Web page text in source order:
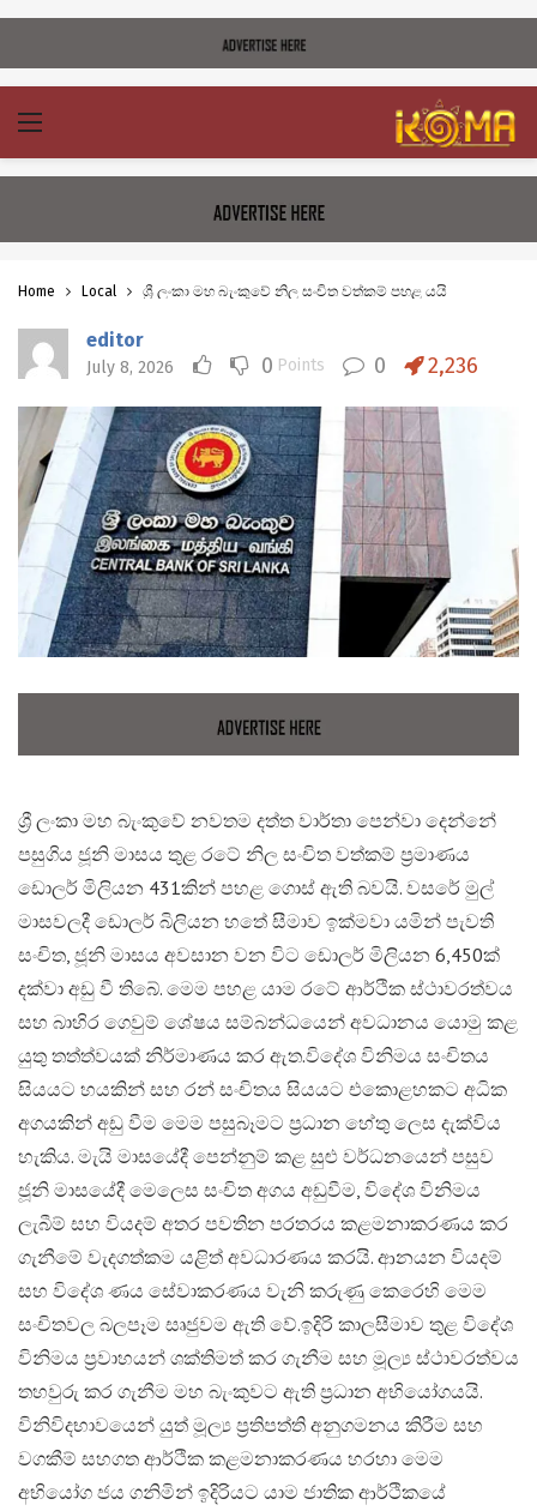
Home Local ශ්‍රී ලංකා මහ බැංකුවේ නිල සංචිත වත්කම් පහළ යයි
editor
July 8, 2026 0 Points 0 2,236
​ශ්‍රී ලංකා මහ බැංකුවේ නවතම දත්ත වාර්තා පෙන්වා දෙන්නේ
පසුගිය ජූනි මාසය තුළ රටේ නිල සංචිත වත්කම් ප්‍රමාණය
ඩොලර් මිලියන 431කින් පහළ ගොස් ඇති බවයි. වසරේ මුල්
මාසවලදී ඩොලර් බිලියන හතේ සීමාව ඉක්මවා යමින් පැවති
සංචිත, ජූනි මාසය අවසාන වන විට ඩොලර් මිලියන 6,450ක්
දක්වා අඩු වී තිබේ. මෙම පහළ යාම රටේ ආර්ථික ස්ථාවරත්වය
සහ බාහිර ගෙවුම් ශේෂය සම්බන්ධයෙන් අවධානය යොමු කළ
යුතු තත්ත්වයක් නිර්මාණය කර ඇත.​විදේශ විනිමය සංචිතය
සියයට හයකින් සහ රන් සංචිතය සියයට එකොළහකට අධික
අගයකින් අඩු වීම මෙම පසුබෑමට ප්‍රධාන හේතු ලෙස දැක්විය
හැකිය. මැයි මාසයේදී පෙන්නුම් කළ සුළු වර්ධනයෙන් පසුව
ජූනි මාසයේදී මෙලෙස සංචිත අගය අඩුවීම, විදේශ විනිමය
ලැබීම් සහ වියදම් අතර පවතින පරතරය කළමනාකරණය කර
ගැනීමේ වැදගත්කම යළිත් අවධාරණය කරයි. ආනයන වියදම්
සහ විදේශ ණය සේවාකරණය වැනි කරුණු කෙරෙහි මෙම
සංචිතවල බලපෑම සෘජුවම ඇති වේ.​ඉදිරි කාලසීමාව තුළ විදේශ
විනිමය ප්‍රවාහයන් ශක්තිමත් කර ගැනීම සහ මූල්‍ය ස්ථාවරත්වය
තහවුරු කර ගැනීම මහ බැංකුවට ඇති ප්‍රධාන අභියෝගයයි.
විනිවිදභාවයෙන් යුත් මූල්‍ය ප්‍රතිපත්ති අනුගමනය කිරීම සහ
වගකීම් සහගත ආර්ථික කළමනාකරණය හරහා මෙම
අභියෝග ජය ගනිමින් ඉදිරියට යාම ජාතික ආර්ථිකයේ